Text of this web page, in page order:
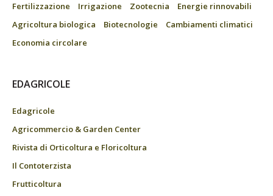
Fertilizzazione
Irrigazione Zootecnia
Energie rinnovabili
Agricoltura biologica
Biotecnologie
Cambiamenti climatici
Economia circolare
EDAGRICOLE
Edagricole
Agricommercio & Garden Center
Rivista di Orticoltura e Floricoltura
Il Contoterzista
Frutticoltura